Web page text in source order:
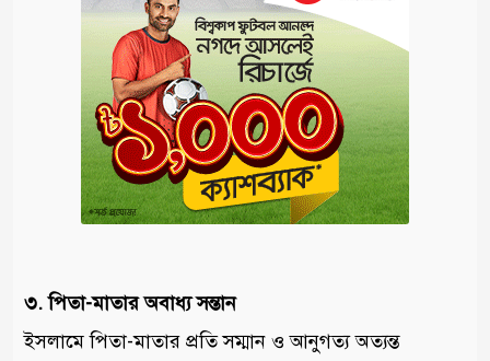
৩. পিতা-মাতার অবাধ্য সন্তান
ইসলামে পিতা-মাতার প্রতি সম্মান ও আনুগত্য অত্যন্ত